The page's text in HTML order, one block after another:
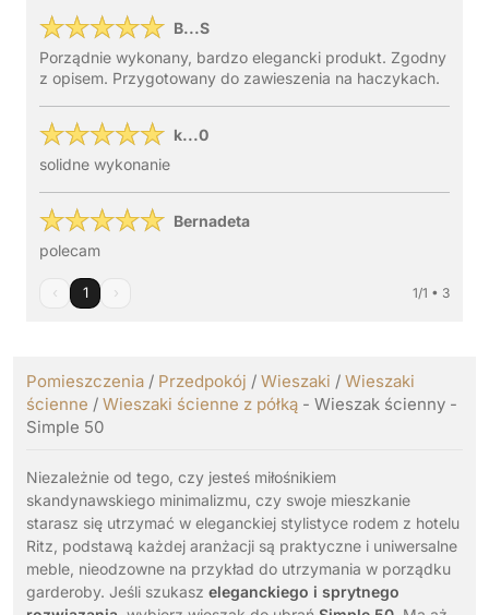
B...S
Porządnie wykonany, bardzo elegancki produkt. Zgodny
z opisem. Przygotowany do zawieszenia na haczykach.
k...0
solidne wykonanie
Bernadeta
polecam
‹ 1 › 1/1 • 3
Pomieszczenia / Przedpokój / Wieszaki / Wieszaki
ścienne / Wieszaki ścienne z półką - Wieszak ścienny -
Simple 50
Niezależnie od tego, czy jesteś miłośnikiem
skandynawskiego minimalizmu, czy swoje mieszkanie
starasz się utrzymać w eleganckiej stylistyce rodem z hotelu
Ritz, podstawą każdej aranżacji są praktyczne i uniwersalne
meble, nieodzowne na przykład do utrzymania w porządku
garderoby. Jeśli szukasz eleganckiego i sprytnego